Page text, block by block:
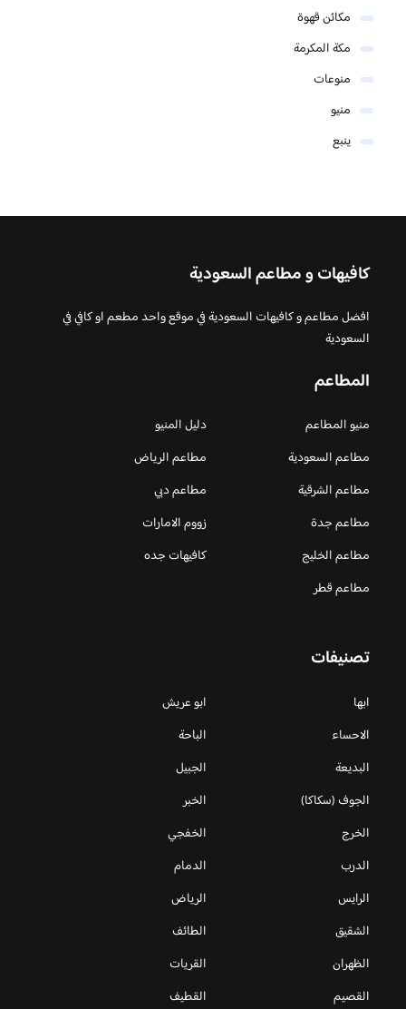
مكائن قهوة
مكة المكرمة
منوعات
منيو
ينبع
كافيهات و مطاعم السعودية
افضل مطاعم و كافيهات السعودية في موقع واحد مطعم او كافي في
السعودية
المطاعم
منيو المطاعم
دليل المنيو
مطاعم السعودية
مطاعم الرياض
مطاعم الشرقية
مطاعم دبي
مطاعم جدة
زووم الامارات
مطاعم الخليج
كافيهات جده
مطاعم قطر
تصنيفات
ابها
ابو عريش
الاحساء
الباحة
البديعة
الجبيل
الجوف (سكاكا)
الخبر
الخرج
الخفجي
الدرب
الدمام
الرايس
الرياض
الشقيق
الطائف
الظهران
القريات
القصيم
القطيف